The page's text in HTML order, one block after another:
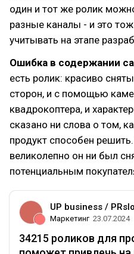
один и тот же ролик
разные каналы - и это
учитывать на этапе
Ошибка в содержании
есть ролик: красиво
сторон, и с помощью
квадрокоптера, и
сказано ни слова о том,
продукт способен
великолепно он ни был
потенциальным
UP business /
Маркетинг 23.07.2024
34215 роликов для